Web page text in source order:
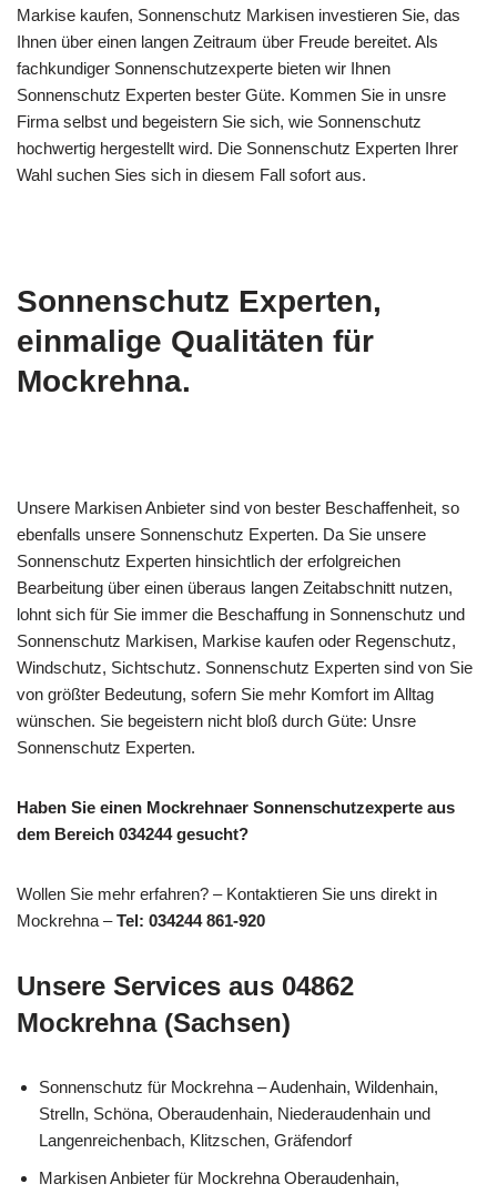
Markise kaufen, Sonnenschutz Markisen investieren Sie, das
Ihnen über einen langen Zeitraum über Freude bereitet. Als
fachkundiger Sonnenschutzexperte bieten wir Ihnen
Sonnenschutz Experten bester Güte. Kommen Sie in unsre
Firma selbst und begeistern Sie sich, wie Sonnenschutz
hochwertig hergestellt wird. Die Sonnenschutz Experten Ihrer
Wahl suchen Sies sich in diesem Fall sofort aus.
Sonnenschutz Experten,
einmalige Qualitäten für
Mockrehna.
Unsere Markisen Anbieter sind von bester Beschaffenheit, so
ebenfalls unsere Sonnenschutz Experten. Da Sie unsere
Sonnenschutz Experten hinsichtlich der erfolgreichen
Bearbeitung über einen überaus langen Zeitabschnitt nutzen,
lohnt sich für Sie immer die Beschaffung in Sonnenschutz und
Sonnenschutz Markisen, Markise kaufen oder Regenschutz,
Windschutz, Sichtschutz. Sonnenschutz Experten sind von Sie
von größter Bedeutung, sofern Sie mehr Komfort im Alltag
wünschen. Sie begeistern nicht bloß durch Güte: Unsre
Sonnenschutz Experten.
Haben Sie einen Mockrehnaer Sonnenschutzexperte aus
dem Bereich 034244 gesucht?
Wollen Sie mehr erfahren? – Kontaktieren Sie uns direkt in
Mockrehna –Tel: 034244 861-920
Unsere Services aus 04862
Mockrehna (Sachsen)
Sonnenschutz für Mockrehna – Audenhain, Wildenhain,
Strelln, Schöna, Oberaudenhain, Niederaudenhain und
Langenreichenbach, Klitzschen, Gräfendorf
Markisen Anbieter für Mockrehna Oberaudenhain,